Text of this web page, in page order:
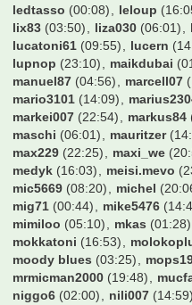
ledtasso (00:08) leloup
lix83 (03:50) liza030 (06:01)
lucatoni61 (09:55) lucern
lupnop (23:10) maikdubai
manuel87 (04:56) marcell07
mario3101 (14:09)
markei007 (22:54) markus84
maschi (06:01) mauritzer
max229 (22:25) maxi_we
medyk (16:03) meisi.mevo
mic5669 (08:20) michel
mig71 (00:44) mike5476
mimiloo (05:10) mkas (01:28)
mokkatoni (16:53)
moody blues (03:25)
mrmicman2000 (19:48)
niggo6 (02:00) nili007 (14:59)